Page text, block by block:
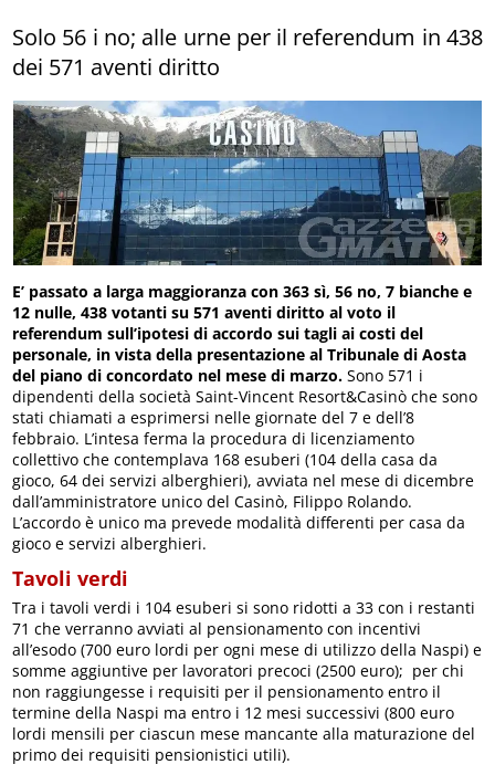
Solo 56 i no; alle urne per il referendum in 438
dei 571 aventi diritto
E’ passato a larga maggioranza con 363 sì, 56 no, 7 bianche e
12 nulle, 438 votanti su 571 aventi diritto al voto il
referendum sull’ipotesi di accordo sui tagli ai costi del
personale, in vista della presentazione al Tribunale di Aosta
del piano di concordato nel mese di marzo. Sono 571 i
dipendenti della società Saint-Vincent Resort&Casinò che sono
stati chiamati a esprimersi nelle giornate del 7 e dell’8
febbraio. L’intesa ferma la procedura di licenziamento
collettivo che contemplava 168 esuberi (104 della casa da
gioco, 64 dei servizi alberghieri), avviata nel mese di dicembre
dall’amministratore unico del Casinò, Filippo Rolando.
L’accordo è unico ma prevede modalità differenti per casa da
gioco e servizi alberghieri.
Tavoli verdi
Tra i tavoli verdi i 104 esuberi si sono ridotti a 33 con i restanti
71 che verranno avviati al pensionamento con incentivi
all’esodo (700 euro lordi per ogni mese di utilizzo della Naspi) e
somme aggiuntive per lavoratori precoci (2500 euro); per chi
non raggiungesse i requisiti per il pensionamento entro il
termine della Naspi ma entro i 12 mesi successivi (800 euro
lordi mensili per ciascun mese mancante alla maturazione del
primo dei requisiti pensionistici utili).